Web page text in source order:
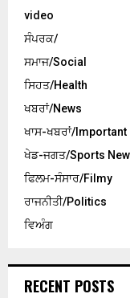
video
ਸੰਪਰਕ/
ਸਮਾਜ/Social
ਸਿਹਤ/Health
ਖਬਰਾਂ/News
ਖਾਸ-ਖਬਰਾਂ/Important
ਖੇਡ-ਜਗਤ/Sports
ਫਿਲਮ-ਸੰਸਾਰ/Filmy
ਰਾਜਨੀਤੀ/Politics
ਵਿਅੰਗ
RECENT POSTS